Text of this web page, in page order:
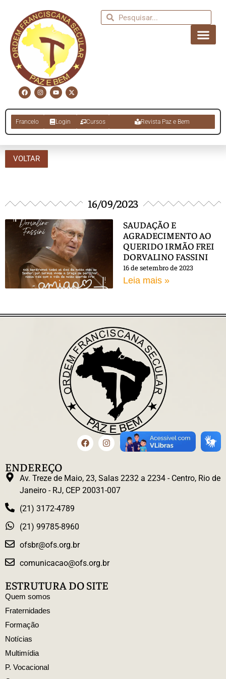
Francelo Login Cursos Revista Paz e Bem
VOLTAR
16/09/2023
SAUDAÇÃO E
AGRADECIMENTO AO
QUERIDO IRMÃO FREI
DORVALINO FASSINI
16 de setembro de 2023
Leia mais »
ENDEREÇO
Av. Treze de Maio, 23, Salas 2232 a 2234 - Centro, Rio de
Janeiro - RJ, CEP 20031-007
(21) 3172-4789
(21) 99785-8960
ofsbr@ofs.org.br
comunicacao@ofs.org.br
ESTRUTURA DO SITE
Quem somos
Fraternidades
Formação
Notícias
Multimídia
P. Vocacional